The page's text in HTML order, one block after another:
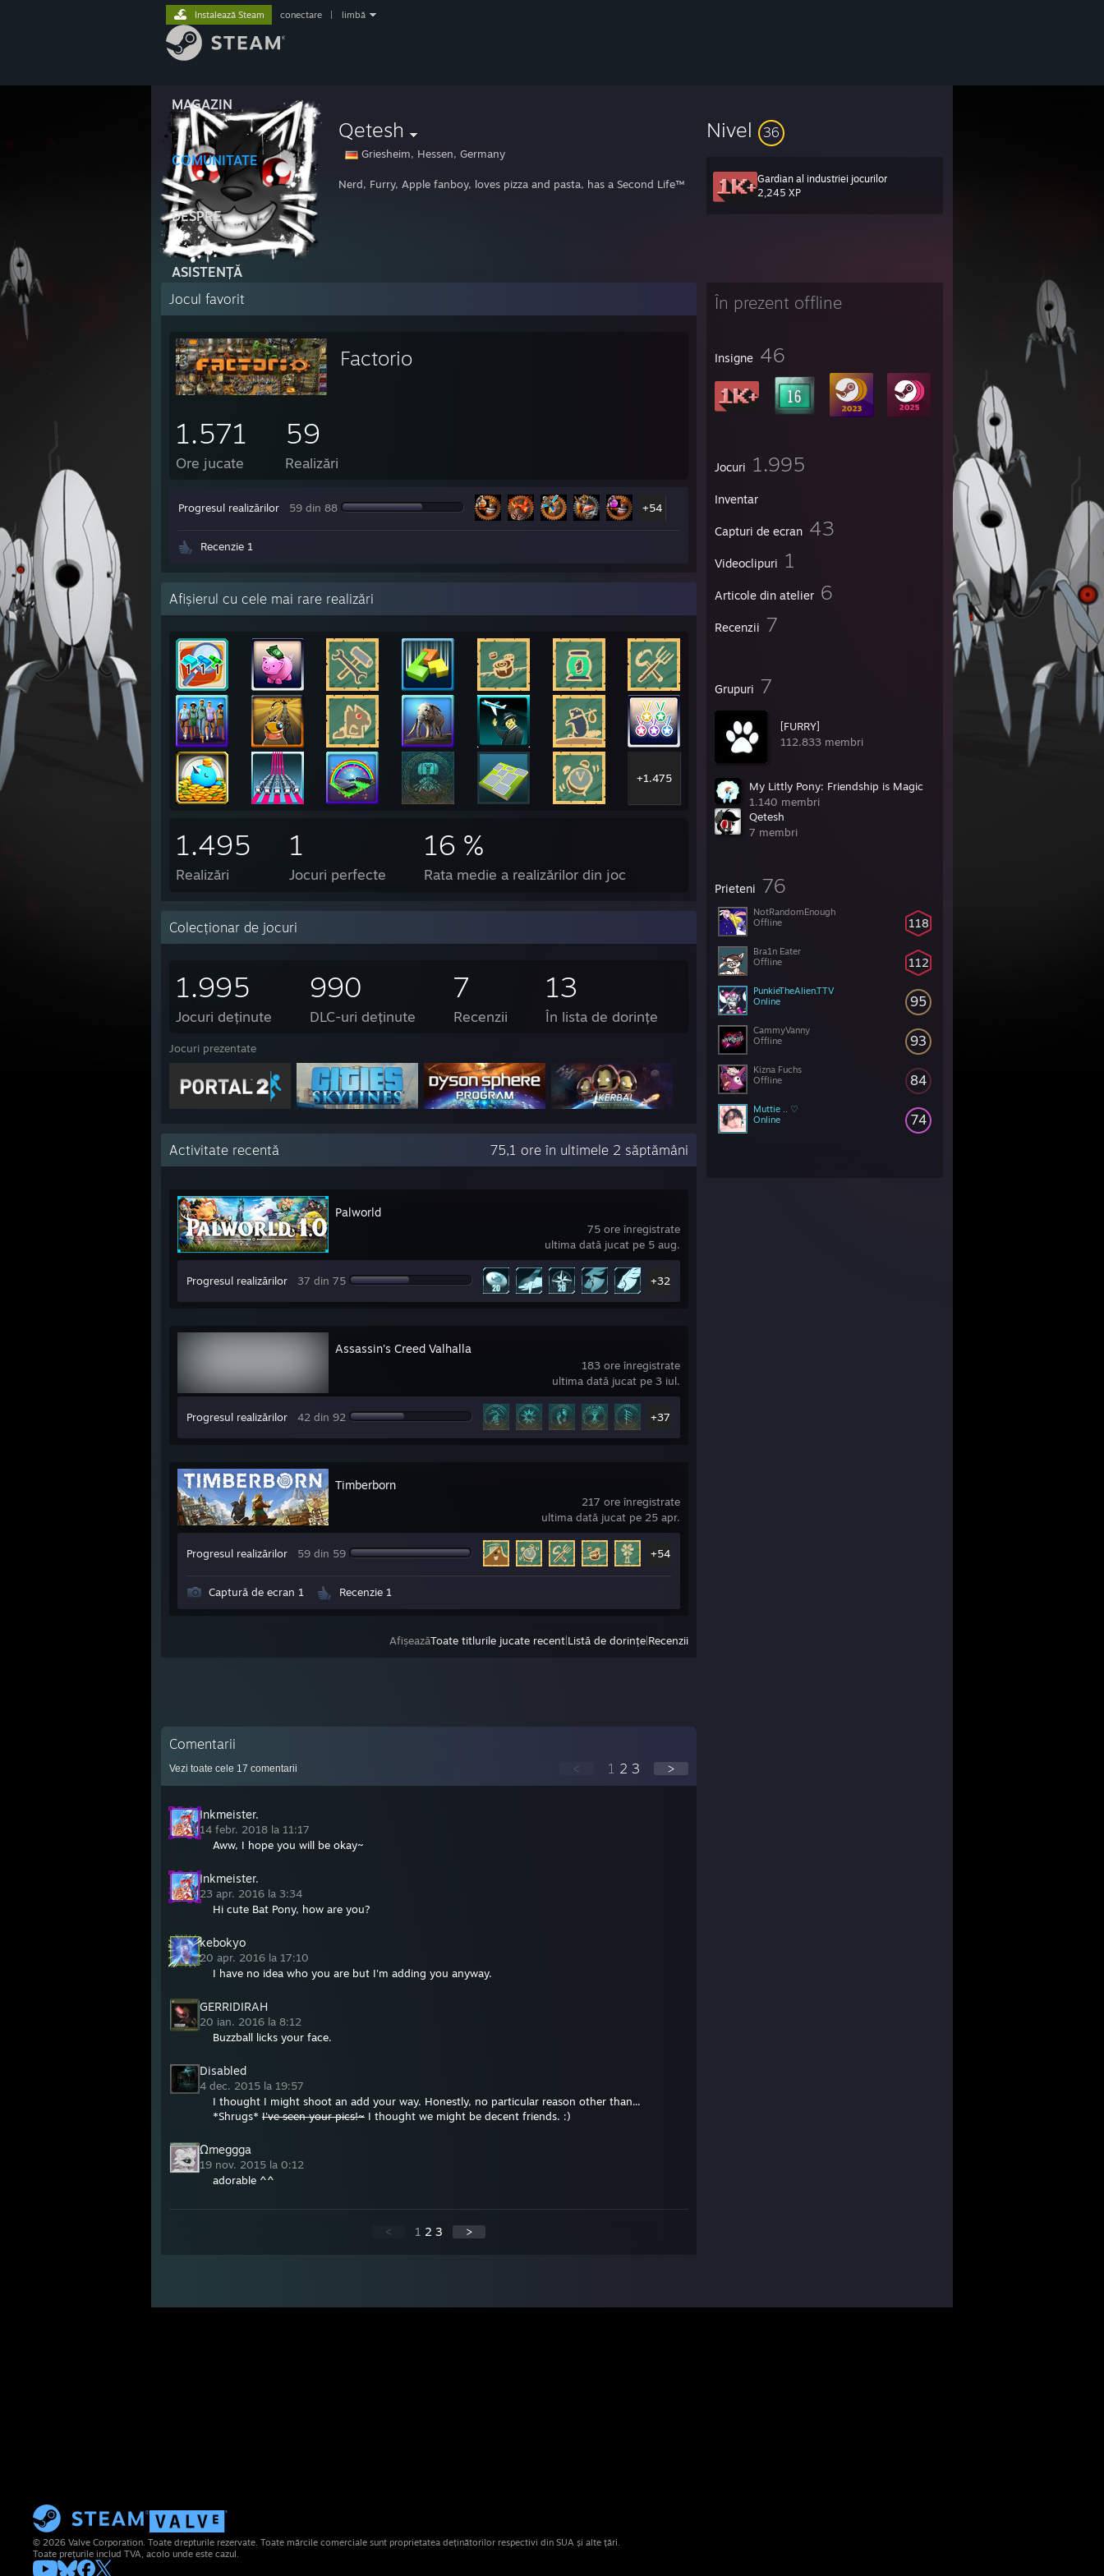
MAGAZIN
COMUNITATE
DESPRE
ASISTENȚĂ
Instalează Steam conectare limbă
Qetesh
Griesheim, Hessen, Germany
Nerd, Furry, Apple fanboy, loves pizza and pasta, has a Second Life™
Nivel 36
Gardian al industriei jocurilor
2,245 XP
În prezent offline
Insigne 46
Jocuri 1.995
Inventar
Capturi de ecran 43
Videoclipuri 1
Articole din atelier 6
Recenzii 7
Grupuri 7
[FURRY]
112.833 membri
My Littly Pony: Friendship is Magic
1.140 membri
Qetesh
7 membri
Prieteni 76
118
NotRandomEnough
Offline
112
Bra1n Eater
Offline
95
PunkieTheAlien.TTV
Online
93
CammyVanny
Offline
84
Kizna Fuchs
Offline
74
Muttie .. ♡
Online
Jocul favorit
Factorio
1.571
Ore jucate
59
Realizări
Progresul realizărilor 59 din 88 +54
Recenzie 1
Afișierul cu cele mai rare realizări
+1.475
1.495
Realizări
1
Jocuri perfecte
16 %
Rata medie a realizărilor din joc
Colecționar de jocuri
1.995
Jocuri deținute
990
DLC-uri deținute
7
Recenzii
13
În lista de dorințe
Jocuri prezentate
Activitate recentă 75,1 ore în ultimele 2 săptămâni
75 ore înregistrate
ultima dată jucat pe 5 aug.
Palworld
Progresul realizărilor 37 din 75 +32
183 ore înregistrate
ultima dată jucat pe 3 iul.
Assassin's Creed Valhalla
Progresul realizărilor 42 din 92 +37
217 ore înregistrate
ultima dată jucat pe 25 apr.
Timberborn
Progresul realizărilor 59 din 59 +54
Captură de ecran 1 Recenzie 1
AfișeazăToate titlurile jucate recent Listă de dorințe Recenzii
Comentarii
Vezi toate cele 17 comentarii < 1 2 3 >
Inkmeister.
14 febr. 2018 la 11:17
Aww, I hope you will be okay~
Inkmeister.
23 apr. 2016 la 3:34
Hi cute Bat Pony, how are you?
kebokyo
20 apr. 2016 la 17:10
I have no idea who you are but I'm adding you anyway.
GERRIDIRAH
20 ian. 2016 la 8:12
Buzzball licks your face.
Disabled
4 dec. 2015 la 19:57
I thought I might shoot an add your way. Honestly, no particular reason other than...
*Shrugs* I've seen your pics!~ I thought we might be decent friends. :)
Ωmeggga
19 nov. 2015 la 0:12
adorable ^^
< 1 2 3 >
© 2026 Valve Corporation. Toate drepturile rezervate. Toate mărcile comerciale sunt proprietatea deținătorilor respectivi din SUA și alte țări.
Toate prețurile includ TVA, acolo unde este cazul.